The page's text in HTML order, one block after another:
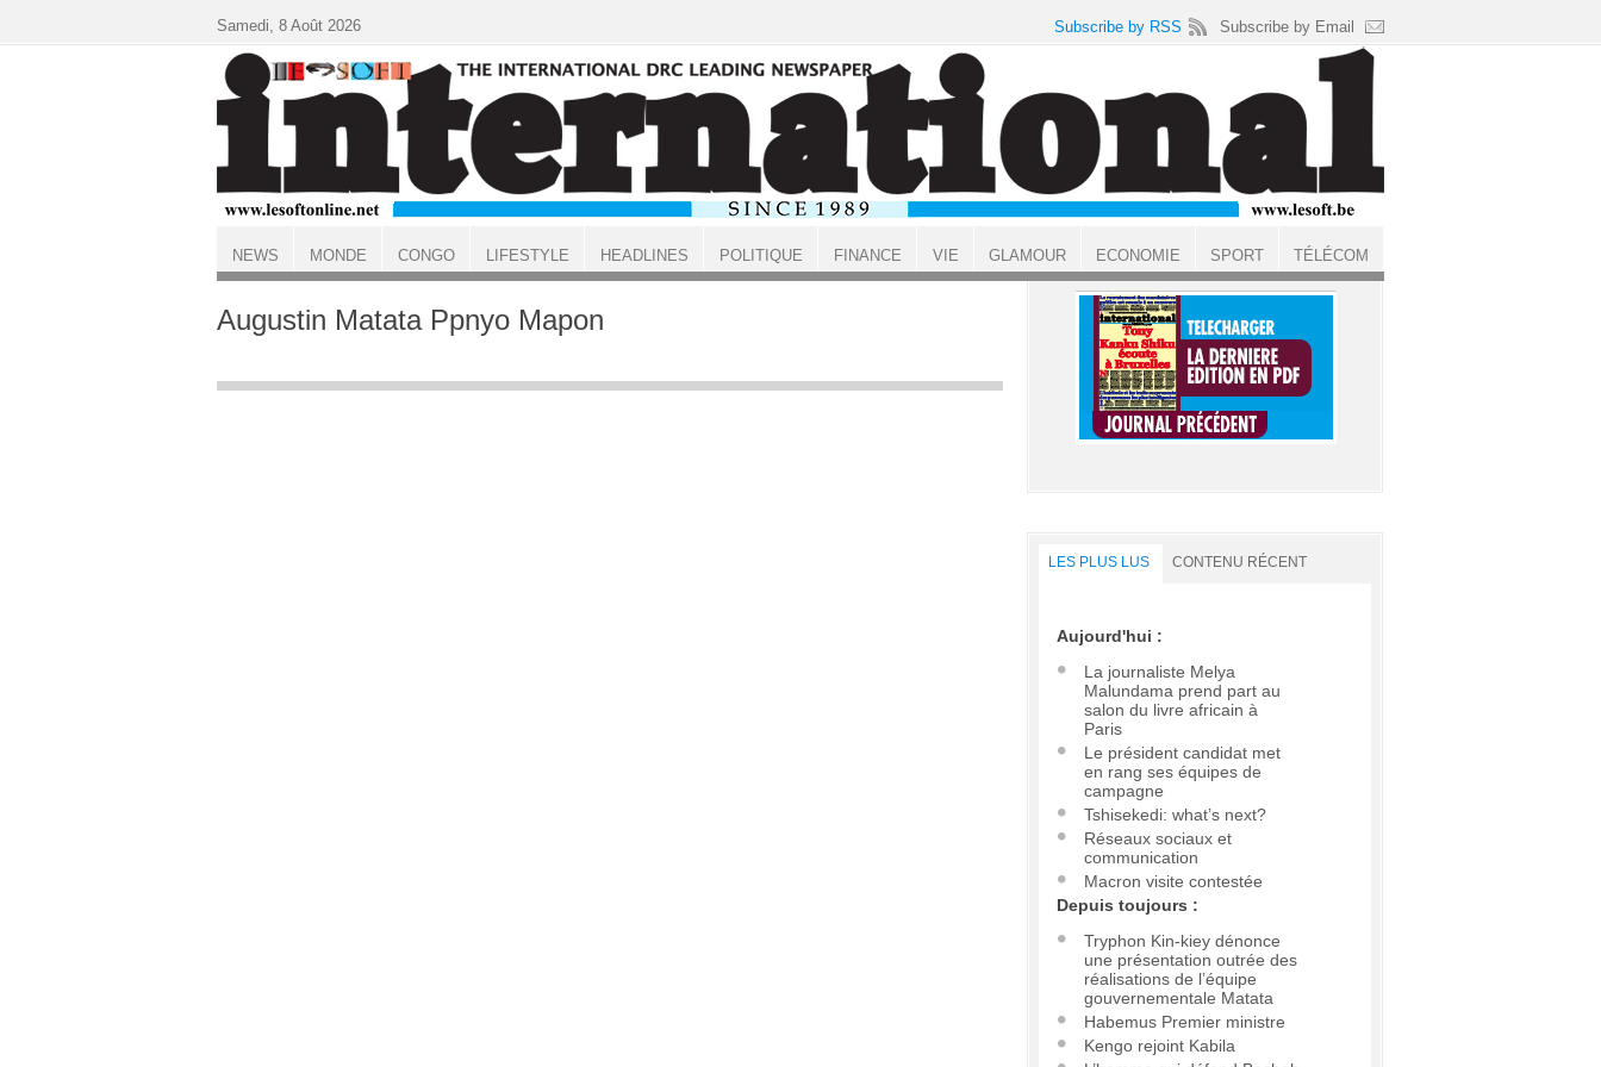
ACCUEIL
Augustin Matata Ppnyo Mapon
LES PLUS LUS CONTENU RÉCENT
Aujourd'hui :
La journaliste Melya
Malundama prend part au
salon du livre africain à
Paris
Le président candidat met
en rang ses équipes de
campagne
Tshisekedi: what’s next?
Réseaux sociaux et
communication
Macron visite contestée
Depuis toujours :
Tryphon Kin-kiey dénonce
une présentation outrée des
réalisations de l’équipe
gouvernementale Matata
Habemus Premier ministre
Kengo rejoint Kabila
Samedi, 8 Août 2026 Subscribe by RSS Subscribe by Email
NEWS MONDE CONGO LIFESTYLE HEADLINES POLITIQUE FINANCE VIE GLAMOUR ECONOMIE SPORT TÉLÉCOM